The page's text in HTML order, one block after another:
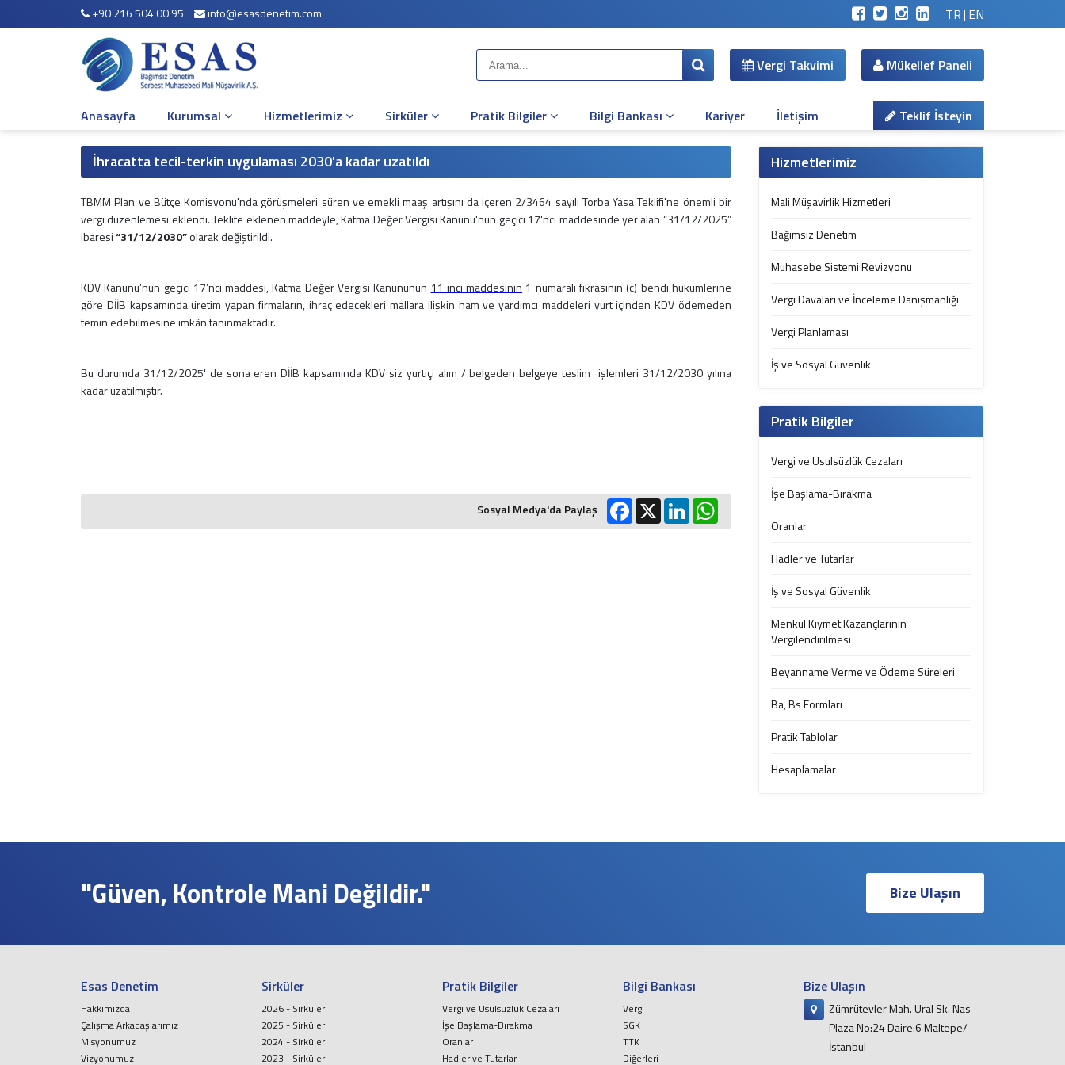
Anasayfa
Misyonumuz
Yönetim Kadromuz
Şirket Bilgileri
Hizmetlerimiz
Mali Müşavirlik Hizmetleri
Vergi Davaları ve İnceleme Danışmanlığı
Vergi Planlaması
İş ve Sosyal Güvenlik
2026 - Sirküler
2025 - Sirküler
2020 - Sirküler
2018 - Sirküler
Teklif İsteyin
+90 216 504 00 95 info@esasdenetim.com TR| EN
Vergi Takvimi Mükellef Paneli
Anasayfa Kurumsal Hizmetlerimiz Sirküler Pratik Bilgiler Bilgi Bankası Kariyer İletişim Teklif İsteyin
İhracatta tecil-terkin uygulaması 2030'a kadar uzatıldı
TBMM Plan ve Bütçe Komisyonu'nda görüşmeleri süren ve emekli maaş artışını da içeren 2/3464 sayılı Torba Yasa Teklifi'ne önemli bir
vergi düzenlemesi eklendi. Teklife eklenen maddeyle, Katma Değer Vergisi Kanunu'nun geçici 17'nci maddesinde yer alan “31/12/2025”
ibaresi“31/12/2030”olarak değiştirildi.
KDV Kanunu’nun geçici 17’nci maddesi, Katma Değer Vergisi Kanununun 11 inci maddesinin 1 numaralı fıkrasının (c) bendi hükümlerine
göre DİİB kapsamında üretim yapan firmaların, ihraç edecekleri mallara ilişkin ham ve yardımcı maddeleri yurt içinden KDV ödemeden
temin edebilmesine imkân tanınmaktadır.
Bu durumda 31/12/2025' de sona eren DİİB kapsamında KDV siz yurtiçi alım / belgeden belgeye teslim işlemleri 31/12/2030 yılına
kadar uzatılmıştır.
Sosyal Medya'da Paylaş Facebook
X LinkedInWhatsApp
Hizmetlerimiz
Mali Müşavirlik Hizmetleri
Bağımsız Denetim
Muhasebe Sistemi Revizyonu
Vergi Davaları ve İnceleme Danışmanlığı
Vergi Planlaması
İş ve Sosyal Güvenlik
Pratik Bilgiler
Vergi ve Usulsüzlük Cezaları
İşe Başlama-Bırakma
Oranlar
Hadler ve Tutarlar
İş ve Sosyal Güvenlik
Menkul Kıymet Kazançlarının
Vergilendirilmesi
Beyanname Verme ve Ödeme Süreleri
Ba, Bs Formları
Pratik Tablolar
Hesaplamalar
"Güven, Kontrole Mani Değildir." Bize Ulaşın
Esas Denetim
Hakkımızda
Çalışma Arkadaşlarımız
Misyonumuz
Vizyonumuz
Sirküler
2026 - Sirküler
2025 - Sirküler
2024 - Sirküler
2023 - Sirküler
Pratik Bilgiler
Vergi ve Usulsüzlük Cezaları
İşe Başlama-Bırakma
Oranlar
Hadler ve Tutarlar
Bilgi Bankası
Vergi
SGK
TTK
Diğerleri
Bize Ulaşın
Zümrütevler Mah. Ural Sk. Nas
Plaza No:24 Daire:6 Maltepe/
İstanbul